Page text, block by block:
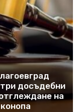
досъдебни
на